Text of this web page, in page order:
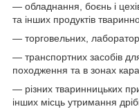
— обладнання, боєнь і
та інших продуктів
— торговельних,
— транспортних засобів
походження та в зонах
— різних тваринницьких
інших місць утримання